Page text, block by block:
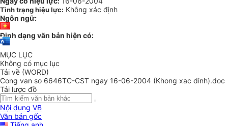
Tình trạng hiệu lực: Không xác định
Ngôn ngữ:
Định dạng văn bản hiện có:
MỤC LỤC
Không có mục lục
Tải về (WORD)
Cong van so 6646TC-CST ngay 16-06-2004 (Khong xac dinh).doc
Tải lược đồ
Nội dung VB
Văn bản gốc